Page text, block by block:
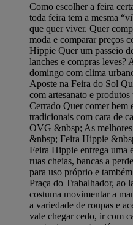
Como escolher a feira
toda feira tem a mesma
que quer viver. Quer
moda e comparar preços
Hippie Quer um passeio
lanches e compras leves?
domingo com clima
Aposte na Feira do Sol
com artesanato e
Cerrado Quer comer bem
tradicionais com cara de
OVG &nbsp; As
&nbsp; Feira Hippie
Feira Hippie entrega uma
ruas cheias, bancas a
para uso próprio e
Praça do Trabalhador, ao
costuma movimentar a
a variedade de roupas e
vale chegar cedo, ir com